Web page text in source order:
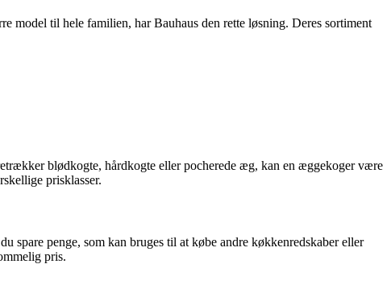
model til hele familien, har Bauhaus den rette løsning. Deres sortiment
blødkogte, hårdkogte eller pocherede æg, kan en æggekoger være
prisklasser.
penge, som kan bruges til at købe andre køkkenredskaber eller
pris.